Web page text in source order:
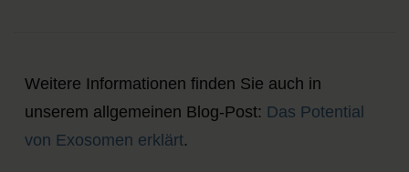
Weitere Informationen finden Sie auch in
unserem allgemeinen Blog-Post: Das Potential
von Exosomen erklärt.